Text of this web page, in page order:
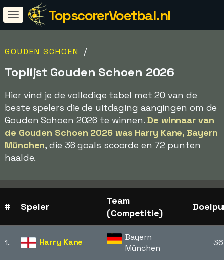
TopscorerVoetbal.nl
GOUDEN SCHOEN /
Toplijst Gouden Schoen 2026
Hier vind je de volledige tabel met 20 van de
beste spelers die de uitdaging aangingen om de
Gouden Schoen 2026 te winnen. De winnaar van
de Gouden Schoen 2026 was Harry Kane, Bayern
München, die 36 goals scoorde en 72 punten
haalde.
# Speler
Team
(Competitie)
1. Harry Kane
Bayern
München
36